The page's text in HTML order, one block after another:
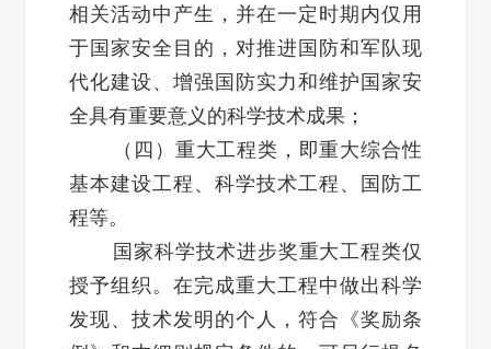
相关活动中产生，并在一定时期内仅用
于国家安全目的，对推进国防和军队现
代化建设、增强国防实力和维护国家安
全具有重要意义的科学技术成果；
（四）重大工程类，即重大综合性
基本建设工程、科学技术工程、国防工
程等。
国家科学技术进步奖重大工程类仅
授予组织。在完成重大工程中做出科学
发现、技术发明的个人，符合《奖励条